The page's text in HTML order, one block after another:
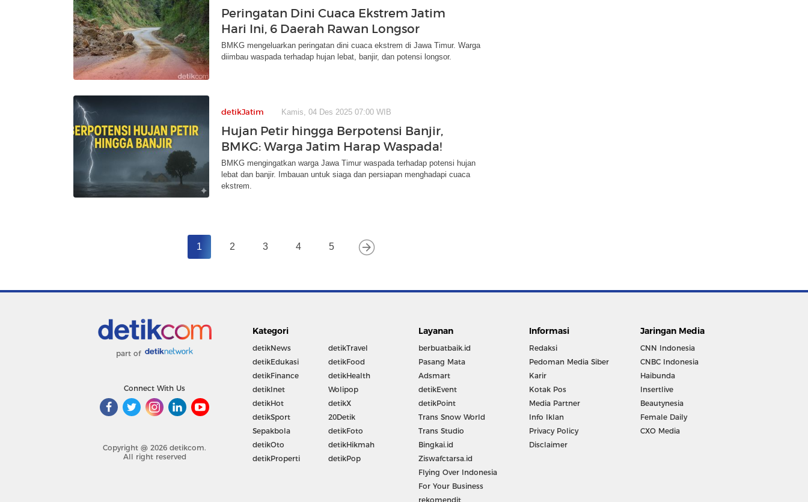
Peringatan Dini Cuaca Ekstrem Jatim
Hari Ini, 6 Daerah Rawan Longsor
BMKG mengeluarkan peringatan dini cuaca ekstrem di Jawa Timur. Warga
diimbau waspada terhadap hujan lebat, banjir, dan potensi longsor.
detikJatim Kamis, 04 Des 2025 07:00 WIB
Hujan Petir hingga Berpotensi Banjir,
BMKG: Warga Jatim Harap Waspada!
BMKG mengingatkan warga Jawa Timur waspada terhadap potensi hujan
lebat dan banjir. Imbauan untuk siaga dan persiapan menghadapi cuaca
ekstrem.
1 2 3 4 5
part of
Connect With Us
Copyright @ 2026 detikcom.
All right reserved
Kategori
detikNews
detikEdukasi
detikFinance
detikInet
detikHot
detikSport
Sepakbola
detikOto
detikProperti
detikTravel
detikFood
detikHealth
Wolipop
detikX
20Detik
detikFoto
detikHikmah
detikPop
Layanan
berbuatbaik.id
Pasang Mata
Adsmart
detikEvent
detikPoint
Trans Snow World
Trans Studio
Bingkai.id
Ziswafctarsa.id
Flying Over Indonesia
For Your Business
rekomendit
Informasi
Redaksi
Pedoman Media Siber
Karir
Kotak Pos
Media Partner
Info Iklan
Privacy Policy
Disclaimer
Jaringan Media
CNN Indonesia
CNBC Indonesia
Haibunda
Insertlive
Beautynesia
Female Daily
CXO Media